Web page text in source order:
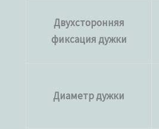
Двухсторонняя
фиксация дужки
Диаметр дужки